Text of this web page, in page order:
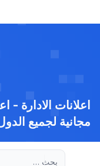
اعلانات الادارة -
مجانية لجميع الدول